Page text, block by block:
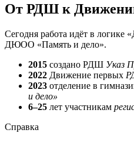
От РДШ к
Сегодня работа идёт в логике
ДЮОО «Память и дело».
2015 создано РДШ Указ
2022 Движение первых
2023 отделение в
и дело»
6–25 лет участникам
Справка